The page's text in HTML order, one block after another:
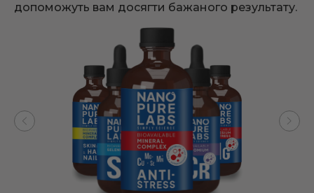
допоможуть вам досягти бажаного результату.